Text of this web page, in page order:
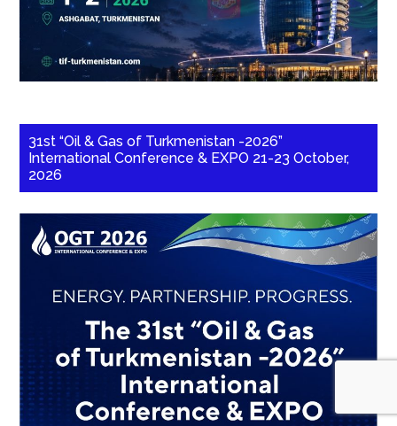
31st “Oil & Gas of Turkmenistan -2026”
International Conference & EXPO 21-23 October,
2026